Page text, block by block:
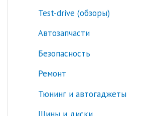
к
:
Test-drive (обзоры)
Автозапчасти
Безопасность
Ремонт
Тюнинг и автогаджеты